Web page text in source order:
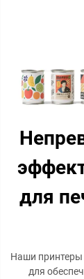
для
Наши принтеры
для